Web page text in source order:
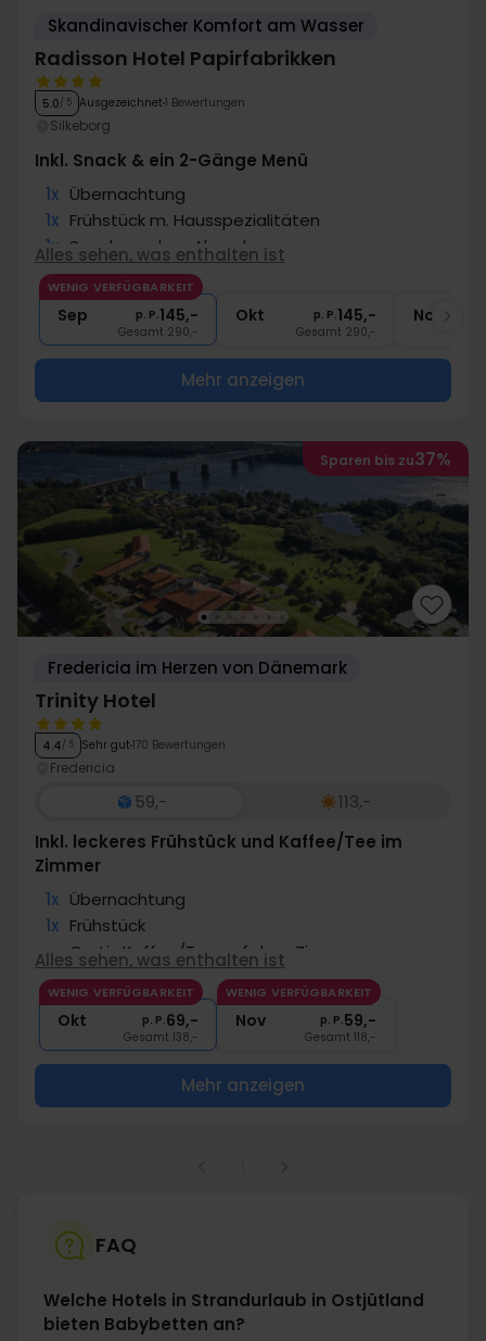
Skandinavischer Komfort am Wasser
Radisson Hotel Papirfabrikken
5.0/ 5 Ausgezeichnet 1 Bewertungen
Silkeborg
Inkl. Snack & ein 2-Gänge Menü
1x Übernachtung
1x Frühstück m. Hausspezialitäten
1x Snack vor dem Abendessen
1x 2-Gänge Menü
∞ Gratis Parken
Alles sehen, was enthalten ist
WENIG VERFÜGBARKEIT
Sep p. P.145,-
Gesamt 290,-
Okt p. P.145,-
Gesamt 290,-
Nov
Mehr anzeigen
Sparen bis zu37%
Fredericia im Herzen von Dänemark
Trinity Hotel
4.4/ 5 Sehr gut 170 Bewertungen
Fredericia
59,-
113,-
Inkl. leckeres Frühstück und Kaffee/Tee im
Zimmer
1x Übernachtung
1x Frühstück
∞ Gratis Kaffee/Tee auf dem Zimmer
∞ Gratis Parken
∞ Gratis Internet
Alles sehen, was enthalten ist
WENIG VERFÜGBARKEIT
Okt p. P.69,-
Gesamt 138,-
WENIG VERFÜGBARKEIT
Nov p. P.59,-
Gesamt 118,-
Mehr anzeigen
FAQ
Welche Hotels in Strandurlaub in Ostjütland
bieten Babybetten an?